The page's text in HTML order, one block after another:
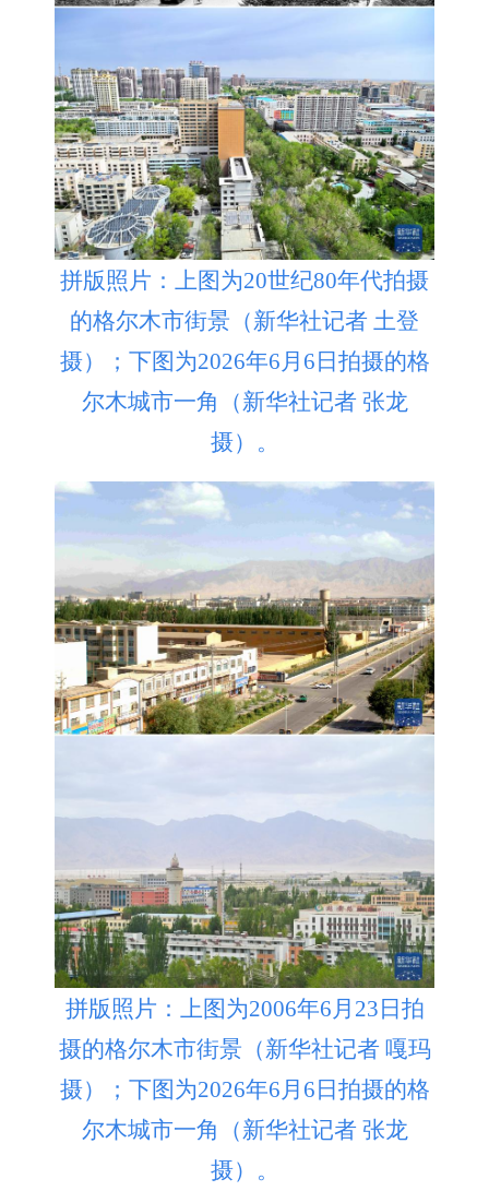
拼版照片：上图为20世纪80年代拍摄
的格尔木市街景（新华社记者 土登
摄）；下图为2026年6月6日拍摄的格
尔木城市一角（新华社记者 张龙
摄）。
拼版照片：上图为2006年6月23日拍
摄的格尔木市街景（新华社记者 嘎玛
摄）；下图为2026年6月6日拍摄的格
尔木城市一角（新华社记者 张龙
摄）。